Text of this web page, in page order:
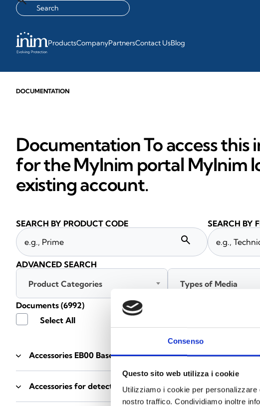
Consenso
Questo sito web utilizza i cookie
Utilizziamo i cookie per
nostro traffico. Condividiamo inoltre
ProductsCompanyPartnersContact UsBlog
DOCUMENTATION
Documentation To access this
for the MyInim portal MyInim
existing account.
Accessories EB00 Bases - Materials(47)
Accessories for detector testing - Materials (6)
Documents (6992)
Select All
SEARCH BY PRODUCT CODE
search
SEARCH BY
ADVANCED SEARCH
Product Categories
Types of Media